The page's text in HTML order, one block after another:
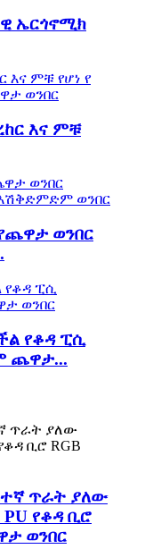
ኤርጎኖሚክ
እና ምቹ
ወንበር
የቆዳ ፒሲ
ጨዋታ...
ጥራት ያለው
የቆዳ ቢሮ
ወንበር